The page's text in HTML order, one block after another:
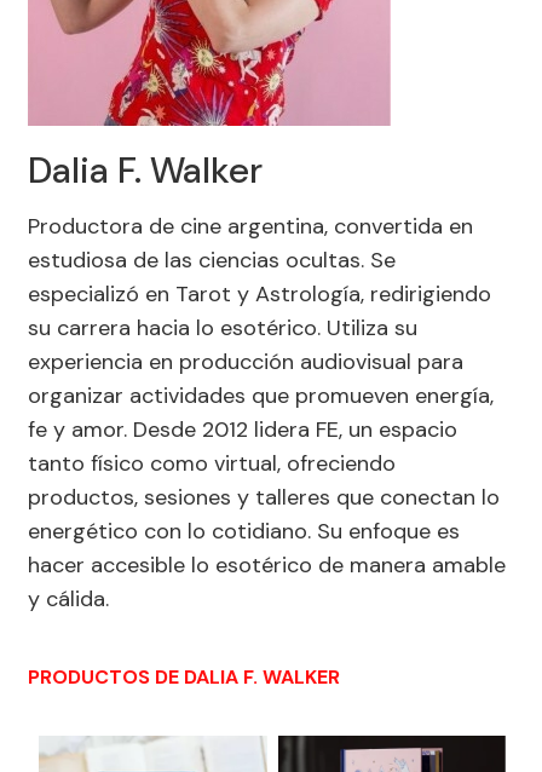
Dalia F. Walker
Productora de cine argentina, convertida en
estudiosa de las ciencias ocultas. Se
especializó en Tarot y Astrología, redirigiendo
su carrera hacia lo esotérico. Utiliza su
experiencia en producción audiovisual para
organizar actividades que promueven energía,
fe y amor. Desde 2012 lidera FE, un espacio
tanto físico como virtual, ofreciendo
productos, sesiones y talleres que conectan lo
energético con lo cotidiano. Su enfoque es
hacer accesible lo esotérico de manera amable
y cálida.
PRODUCTOS DE DALIA F. WALKER